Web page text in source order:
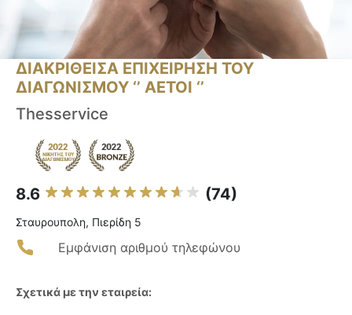
ΔΙΑΚΡΙΘΕΙΣΑ ΕΠΙΧΕΙΡΗΣΗ ΤΟΥ
ΔΙΑΓΩΝΙΣΜΟΥ ‘’ ΑΕΤΟΙ ‘’
Thesservice
8.6 (74)
Σταυρουπολη, Πιερίδη 5
Εμφάνιση αριθμού τηλεφώνου
Σχετικά με την εταιρεία: